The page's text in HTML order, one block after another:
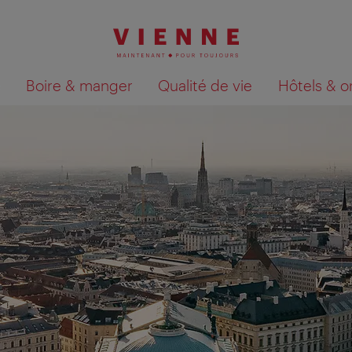
Boire & manger Qualité de vie Hôtels &